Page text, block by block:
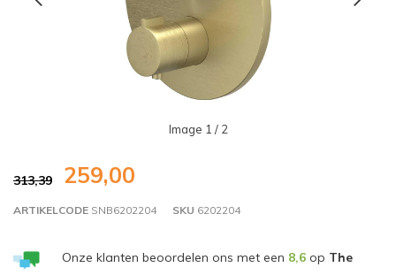
Image 1 / 2
313,39 259,00
ARTIKELCODE SNB6202204 SKU 6202204
Onze klanten beoordelen ons met een 8,6op The